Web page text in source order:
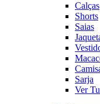
Calças
Shorts
Saias
Sarja
Ver